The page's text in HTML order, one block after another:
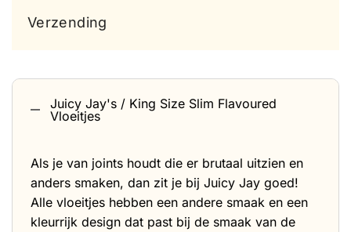
Verzending
Juicy Jay's / King Size Slim Flavoured
Vloeitjes
Als je van joints houdt die er brutaal uitzien en
anders smaken, dan zit je bij Juicy Jay goed!
Alle vloeitjes hebben een andere smaak en een
kleurrijk design dat past bij de smaak van de